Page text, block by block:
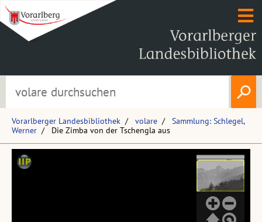
Vorarlberger Landesbibliothek volare
Sammlung: Schlegel,
Werner
Die Zimba von der Tschengla aus